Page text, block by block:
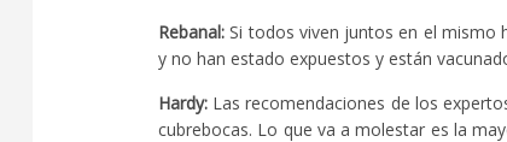
Rebanal: Si todos viven juntos en el mismo
y no han estado expuestos y están
Hardy: Las recomendaciones de los
cubrebocas. Lo que va a molestar es la